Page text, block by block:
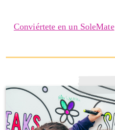
Conviértete en un SoleMate